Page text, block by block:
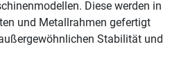
Diese werden in
und Metallrahmen gefertigt
Stabilität und